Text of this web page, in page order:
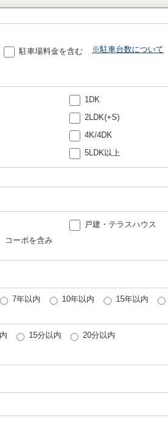
駐車場料金を含む ※駐車台数について
1DK
2LDK(+S)
4K/4DK
5LDK以上
戸建・テラスハウス
コーポを含み
7年以内 10年以内 15年以内
15分以内
20分以内